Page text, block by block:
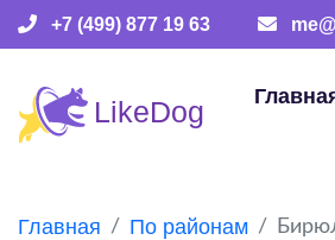
+7 (499) 877 19 63
Главная По районам